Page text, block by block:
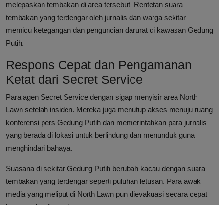
melepaskan tembakan di area tersebut. Rentetan suara
tembakan yang terdengar oleh jurnalis dan warga sekitar
memicu ketegangan dan penguncian darurat di kawasan Gedung
Putih.
Respons Cepat dan Pengamanan
Ketat dari Secret Service
Para agen Secret Service dengan sigap menyisir area North
Lawn setelah insiden. Mereka juga menutup akses menuju ruang
konferensi pers Gedung Putih dan memerintahkan para jurnalis
yang berada di lokasi untuk berlindung dan menunduk guna
menghindari bahaya.
Suasana di sekitar Gedung Putih berubah kacau dengan suara
tembakan yang terdengar seperti puluhan letusan. Para awak
media yang meliput di North Lawn pun dievakuasi secara cepat